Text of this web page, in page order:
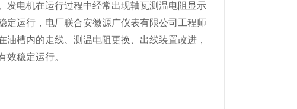
发电机在运行过程中经常出现轴瓦测温电阻显示
定运行，电厂联合安徽源广仪表有限公司工程师
槽内的走线、测温电阻更换、出线装置改进，
效稳定运行。